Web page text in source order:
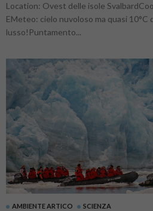
Location: Ovest delle isole
EMeteo: cielo nuvoloso ma quasi
lusso!Puntamento...
AMBIENTE ARTICO SCIENZA